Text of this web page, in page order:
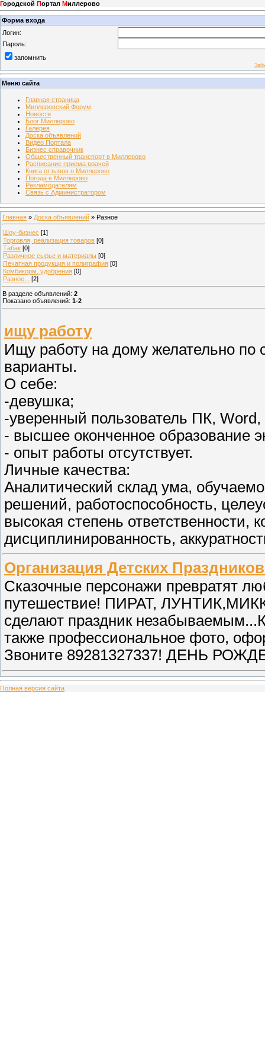
Городской Портал Миллерово
Форма входа
Логин:
Пароль:
запомнить
Меню сайта
Главная страница
Миллеровский Форум
Новости
Блог Миллерово
Галерея
Доска объявлений
Видео Портала
Бизнес справочник
Общественный транспорт в Миллерово
Расписание приема врачей
Книга отзывов о Миллерово
Погода в Миллерово
Рекламодателям
Связь с Администратором
Главная » Доска объявлений » Разное
Шоу-бизнес [1]
Торговля, реализация товаров [0]
Табак [0]
Различное сырье и материалы [0]
Печатная продукция и полиграфия [0]
Комбикорм, удобрения [0]
Разное...
[2]
В разделе объявлений: 2
Показано объявлений: 1-2
ищу работу
Ищу работу на дому желательно
варианты.
О себе:
-девушка;
-уверенный пользователь ПК,
- высшее оконченное образование
- опыт работы отсутствует.
Личные качества:
Аналитический склад ума,
решений, работоспособность,
высокая степень ответственности,
дисциплинированность,
Организация Детских
Сказочные персонажи превратят
путешествие! ПИРАТ,
сделают праздник
также профессиональное фото,
Звоните 89281327337! ДЕНЬ
Полная версия сайта